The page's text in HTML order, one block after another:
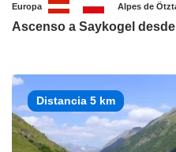
Europa Alpes de
Ascenso a Saykogel
Distancia 5 km